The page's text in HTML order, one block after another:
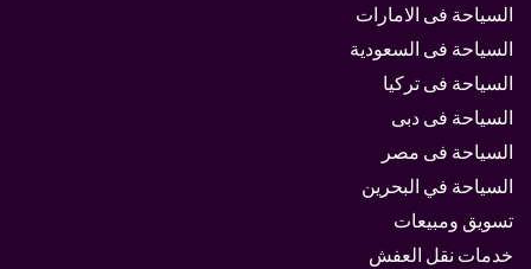
السياحة فى الامارات
السياحة فى السعودية
السياحة فى تركيا
السياحة فى دبى
السياحة فى مصر
السياحة في البحرين
تسويق ومبيعات
خدمات نقل العفش